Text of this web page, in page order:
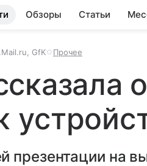
Обзоры Статьи
GfK Прочее
презентации на